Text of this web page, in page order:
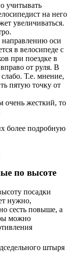
учитывать
на него
увеличиваться.
направлению оси
в велосипеде с
при поездке в
от руля. В
Т.е. мнение,
пятую точку от
очень жесткий, то
более подробную
по высоте
посадки
нужно,
сесть повыше, а
можно